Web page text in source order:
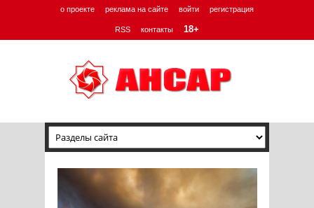
о проекте реклама на сайте войти регистрация
RSS контакты 18+